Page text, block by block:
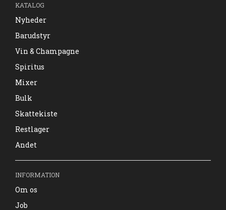
KATALOG
Nyheder
Barudstyr
Vin & Champagne
Spiritus
Mixer
Bulk
Skattekiste
Restlager
Andet
INFORMATION
Om os
Job